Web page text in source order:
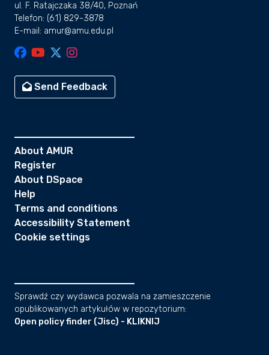
ul. F. Ratajczaka 38/40, Poznań
Telefon: (61) 829-3878
E-mail: amur@amu.edu.pl
Send Feedback
About AMUR
Register
About DSpace
Help
Terms and conditions
Accessibility Statement
Cookie settings
Sprawdź czy wydawca pozwala na zamieszczenie
opublikowanych artykułów w repozytorium:
Open policy finder (Jisc) - KLIKNIJ